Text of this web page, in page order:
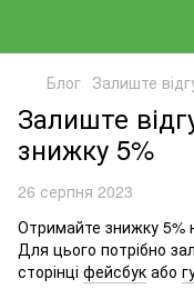
Блог Залиште
Залиште
знижку 5%
26 серпня 2023
Отримайте знижку 5%
Для цього потрібно
сторінці фейсбук або